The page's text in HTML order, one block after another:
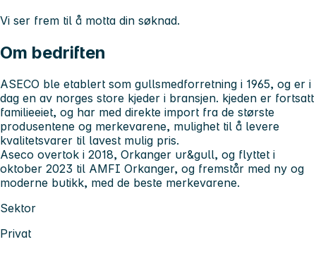
Vi ser frem til å motta din søknad.
Om bedriften
ASECO ble etablert som gullsmedforretning i 1965, og er i
dag en av norges store kjeder i bransjen. kjeden er fortsatt
familieeiet, og har med direkte import fra de største
produsentene og merkevarene, mulighet til å levere
kvalitetsvarer til lavest mulig pris.
Aseco overtok i 2018, Orkanger ur&gull, og flyttet i
oktober 2023 til AMFI Orkanger, og fremstår med ny og
moderne butikk, med de beste merkevarene.
Sektor
Privat